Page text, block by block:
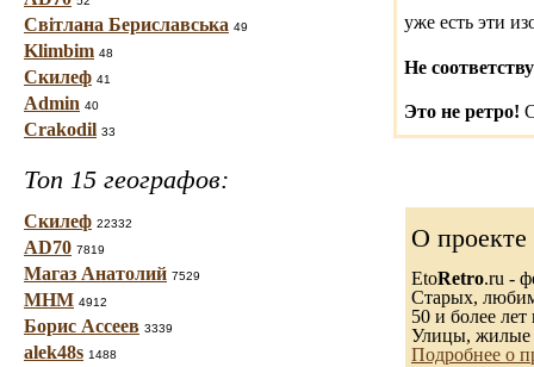
Світлана Бериславська 49
Klimbim 48
Скилеф 41
Admin 40
Crakodil 33
Топ 15 географов:
Скилеф 22332
AD70 7819
Магаз Анатолий 7529
МНМ 4912
Борис Ассеев 3339
alek48s 1488
уже есть эти
Не
Это не ретро!
О проекте
EtoRetro.ru -
Старых,
50 и более лет
Улицы, жилые
Подробнее о